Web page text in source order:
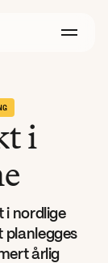
i
i nordlige
planlegges
årlig